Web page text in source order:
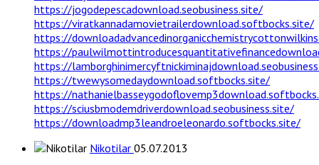
https://jogodepescadownload.seobusiness.site/
https://viratkannadamovietrailerdownload.softbocks.site/
https://
https://
https://
https://twewysomedaydownload.softbocks.site/
https://
https://sciusbmodemdriverdownload.seobusiness.site/
https://downloadmp3leandroeleonardo.softbocks.site/
Nikotilar 05.07.2013